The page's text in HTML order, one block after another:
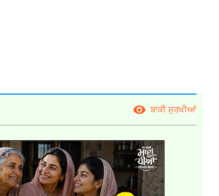
ਬਾਕੀ ਸੁਰਖੀਆਂ